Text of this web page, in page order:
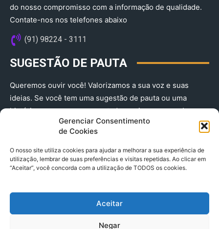
Gerenciar Consentimento
de Cookies
O nosso site utiliza cookies para ajudar a melhorar a sua experiência de
utilização, lembrar de suas preferências e visitas repetidas. Ao clicar em
“Aceitar”, você concorda com a utilização de TODOS os cookies.
Aceitar
Negar
do nosso compromisso com a informação de qualidade.
Contate-nos nos telefones abaixo
(91) 98224 - 3111
SUGESTÃO DE PAUTA
Queremos ouvir você! Valorizamos a sua voz e suas
ideias. Se você tem uma sugestão de pauta ou uma
história que merece ser contada, envie-nos agora!
(91) 98224 - 3111
© 2025 A Província do Pará CNPJ: 04.901.141/0001-36 End .
Trav. Quintino Bocaiuva 2301, Ed. Rogério Fernandez – Sala